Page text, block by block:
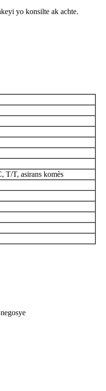
yo konsilte ak achte.
T/T, asirans komès